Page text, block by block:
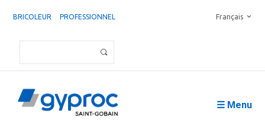
BRICOLEUR PROFESSIONNEL Français
☰ Menu